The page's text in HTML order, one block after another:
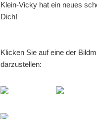
Klein-Vicky hat ein neues
Dich!
Klicken Sie auf eine der
darzustellen: